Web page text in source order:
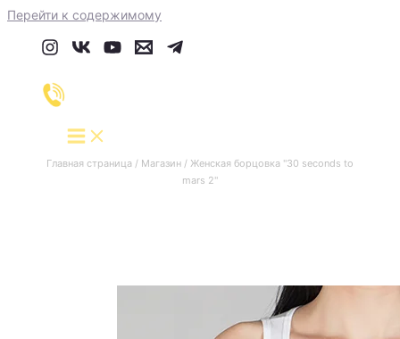
Перейти к содержимому
Главная страница / Магазин / Женская борцовка "30 seconds to
mars 2"